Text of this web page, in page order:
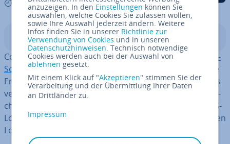
7 mins
In­halts­ver­zeich­nis
Contao ist ein flexibles und einfach er­wei­ter­ba­res
Open-
Source-Content-Ma­nage­ment-System (CMS), das für die
Er­stel­lung von bar­rie­re­frei­en und re­spon­si­ven Websites
verwendet wird. Es bietet eine intuitive Be­nut­zer­ober­flä­
che, die auch für Laien leicht zu bedienen ist. Diese CMS-
Lösung ist eine Al­ter­na­ti­ve zu großen und um­fang­rei­chen
Lösungen wie
anzuzeigen. In den Einstellungen können Sie
auswählen, welche Cookies Sie zulassen wollen,
sowie Ihre Auswahl jederzeit ändern. Weitere
Infos finden Sie in unserer Richtlinie zur
Verwendung von Cookies und in unseren
Datenschutzhinweisen. Technisch notwendige
Cookies werden auch bei der Auswahl von
ablehnen gesetzt.
Mit einem Klick auf "Akzeptieren" stimmen Sie der
Verarbeitung und der Übermittlung Ihrer Daten
an Drittländer zu.
Impressum